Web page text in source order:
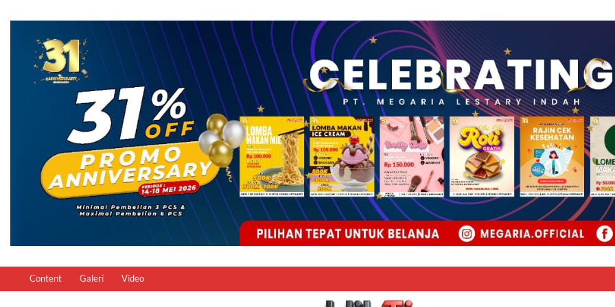
Content Galeri Video